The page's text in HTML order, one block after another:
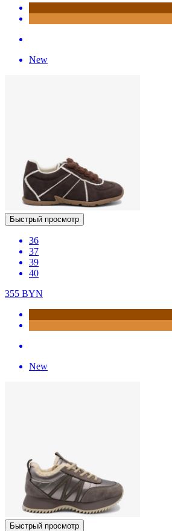
New
Быстрый просмотр
36
37
39
40
355 BYN
New
Быстрый просмотр